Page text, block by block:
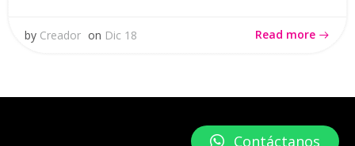
by Creador on Dic 18 Read more
Contáctanos